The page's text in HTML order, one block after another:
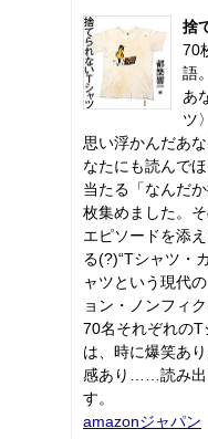
捨
70
語。
あ
ツ
思い浮かんだあ
なたにも読んで
当たる「なんだ
枚集めました。
エピソードを添
る(?)“Tシャツ・
ャツという現代
ョン・ノンフィ
70名それぞれのT
は、時に爆笑あ
感あり……読み出
す。
amazonジャパン